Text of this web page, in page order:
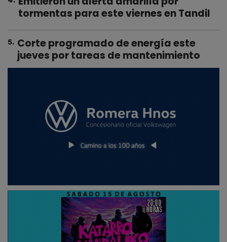
tormentas para este viernes en Tandil
5. Corte programado de energía este
jueves por tareas de mantenimiento